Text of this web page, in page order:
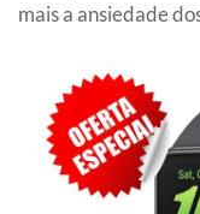
mais a ansiedade